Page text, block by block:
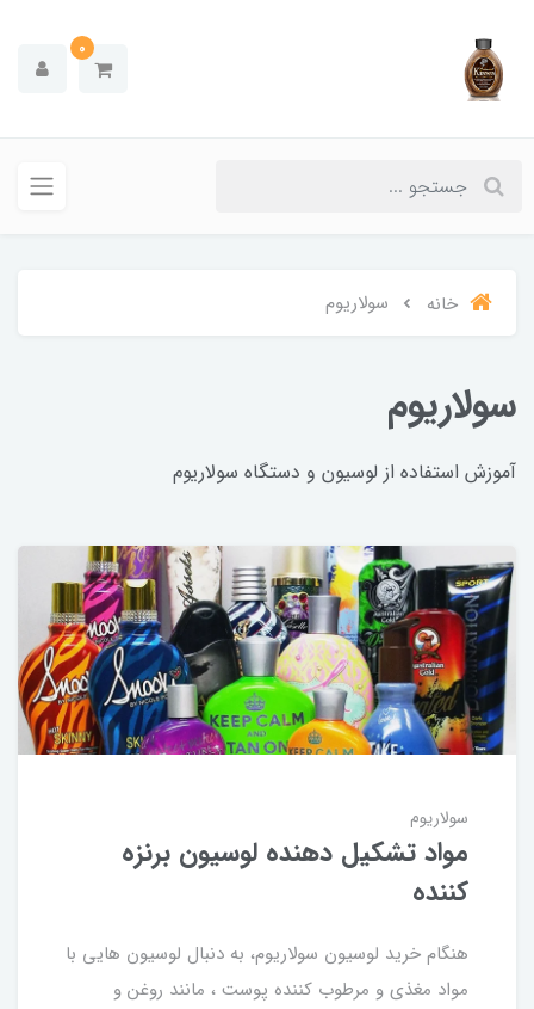
0
خانه سولاریوم
سولاریوم
آموزش استفاده از لوسیون و دستگاه سولاریوم
سولاریوم
مواد تشکیل دهنده لوسیون برنزه
کننده
هنگام خرید لوسیون سولاریوم، به دنبال لوسیون هایی با
مواد مغذی و مرطوب کننده پوست ، مانند روغن و